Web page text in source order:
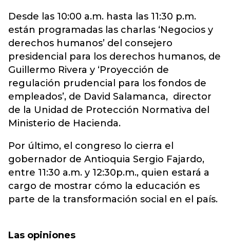
Desde las 10:00 a.m. hasta las 11:30 p.m.
están programadas las charlas ‘Negocios y
derechos humanos’ del consejero
presidencial para los derechos humanos, de
Guillermo Rivera y ‘Proyección de
regulación prudencial para los fondos de
empleados’, de David Salamanca, director
de la Unidad de Protección Normativa del
Ministerio de Hacienda.
Por último, el congreso lo cierra el
gobernador de Antioquia Sergio Fajardo,
entre 11:30 a.m. y 12:30p.m., quien estará a
cargo de mostrar cómo la educación es
parte de la transformación social en el país.
Las opiniones